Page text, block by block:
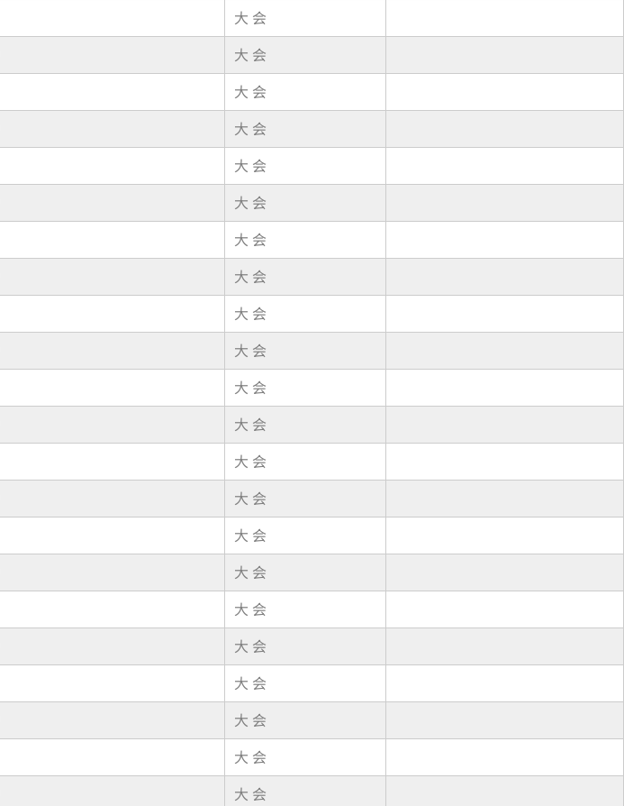
大 会
大 会
大 会
大 会
大 会
大 会
大 会
大 会
大 会
大 会
大 会
大 会
大 会
大 会
大 会
大 会
大 会
大 会
大 会
大 会
大 会
大 会